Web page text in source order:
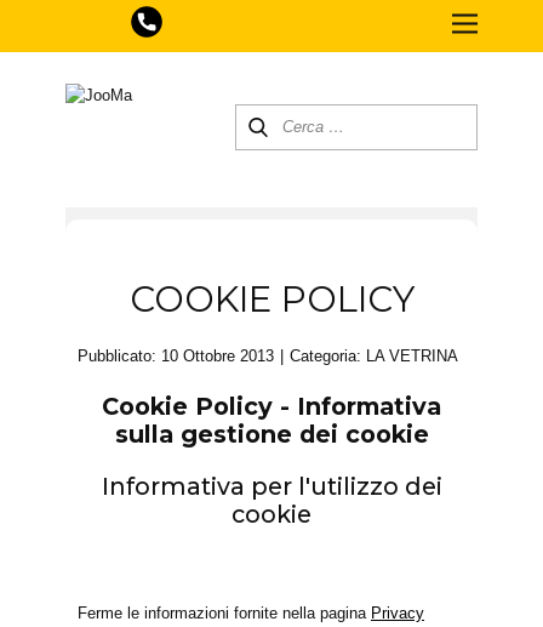
COOKIE POLICY
Pubblicato: 10 Ottobre 2013 Categoria: LA VETRINA
Cookie Policy - Informativa
sulla gestione dei cookie
Informativa per l'utilizzo dei
cookie
Ferme le informazioni fornite nella pagina Privacy